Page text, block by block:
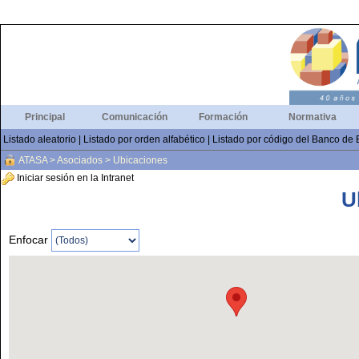
Principal Comunicación Formación
Normativa
Listado aleatorio
Listado por orden alfabético
Listado por código del Banco de
ATASA>Asociados > Ubicaciones
Iniciar sesión en la Intranet
Enfocar